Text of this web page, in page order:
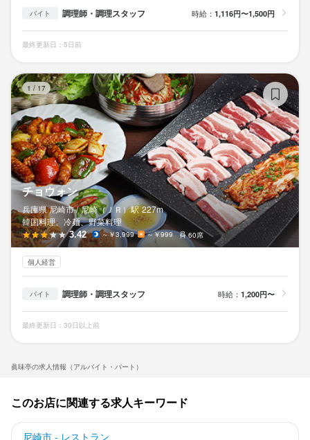
眞味亭の求人情報（アルバイト・パート）
バイト 調理師・調理スタッフ 時給： 1,116円〜1,500円
最終更新日：5日前
1 / 17
チョウォン
兵庫県 尼崎市 / 尼崎（ＪＲ）駅 227m
韓国料理、冷麺、野菜料理
3.42 ～￥3,999 ～￥999 60席
個人経営
バイト 調理師・調理スタッフ 時給： 1,200円〜
最終更新日：30日以上前
このお店に関連する求人キーワード
尼崎市 - レストラン